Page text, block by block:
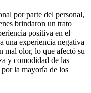
por parte del personal,
brindaron un trato
positiva en el
una experiencia negativa
mal olor, lo que afectó su
y comodidad de las
la mayoría de los